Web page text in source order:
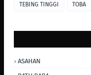
TEBING TINGGI TOBA
ASAHAN